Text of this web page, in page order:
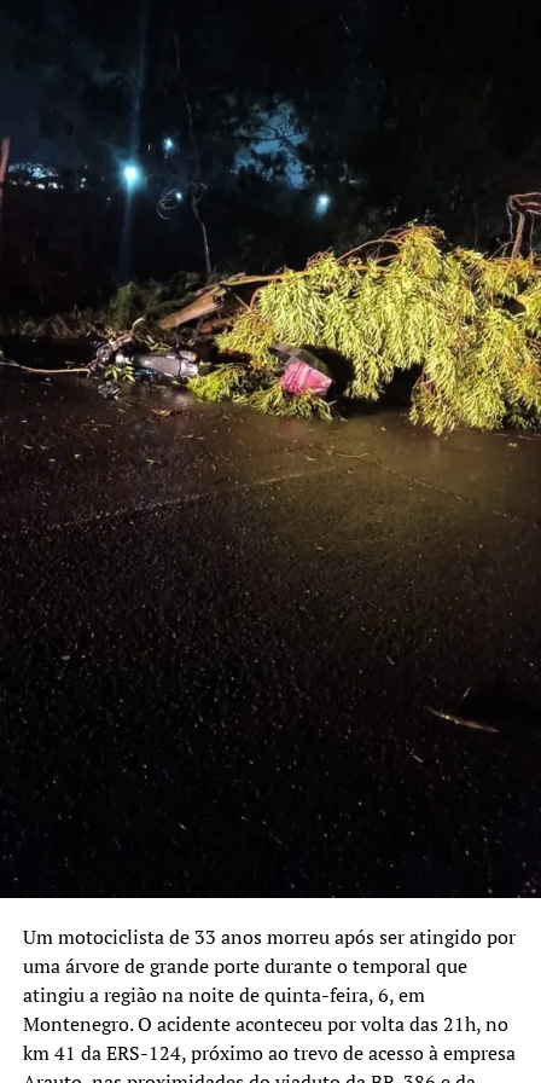
Prevenção
O mosquito Aedes aegypti se prolifera em depósitos de
água limpa como garrafas, pneus velhos, piscinas, caixas
d’água sem tampa, latas, ralos, calhas, cisternas, vasos e
potes de água de animais.
Todos esses locais servirão para a fêmea do mosquito
depositar seus ovos, que, em contato com a água e
condições ideais, como alta temperatura e alta umidade,
em sete dias transformam-se em novos mosquitos
adultos.
Por isso, o trabalho de prevenção à dengue é
fundamental. É responsabilidade do cidadão controlar
seu imóvel, descartando o lixo adequadamente, não
acumulando entulhos e limpando os recipientes de água.
Tirar as condições que favoreçam a proliferação do
mosquito é o método mais eficaz de controle e combate
ao aedes e às doenças transmitidas por ele.
Fiscalização
As equipes da SMS realizam diferentes ações de
fiscalização e controle da doença. Alguns pontos que
apresentam maior risco são monitorados
quinzenalmente, como os cemitérios, floriculturas,
borracharias e depósitos de veículos.
No caso de uma notificação de suspeita de dengue, é
realizada uma visitação imóvel por imóvel em um raio de
150 metros. Além disso, realiza-se uma pulverização com
inseticida na mesma área, para minimizar o ciclo de
transmissão no local.
Um motociclista de 33 anos morreu após ser atingido por
uma árvore de grande porte durante o temporal que
atingiu a região na noite de quinta-feira, 6, em
Montenegro. O acidente aconteceu por volta das 21h, no
km 41 da ERS-124, próximo ao trevo de acesso à empresa